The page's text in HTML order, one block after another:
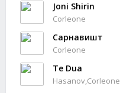
Joni Shirin
Corleone
Сарнавишт
Corleone
Te Dua
Hasanov,Corleone